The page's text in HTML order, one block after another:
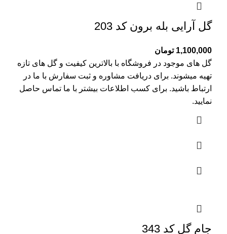
گل آرایی بله برون کد 203
1,100,000 تومان
گل های موجود در فروشگاه با بالاترین کیفیت و گل های تازه
تهیه میشوند. برای دریافت مشاوره و ثبت سفارش با ما در
ارتباط باشید. برای کسب اطلاعات بیشتر با ما تماس حاصل
نمایید.
جام گل کد 343